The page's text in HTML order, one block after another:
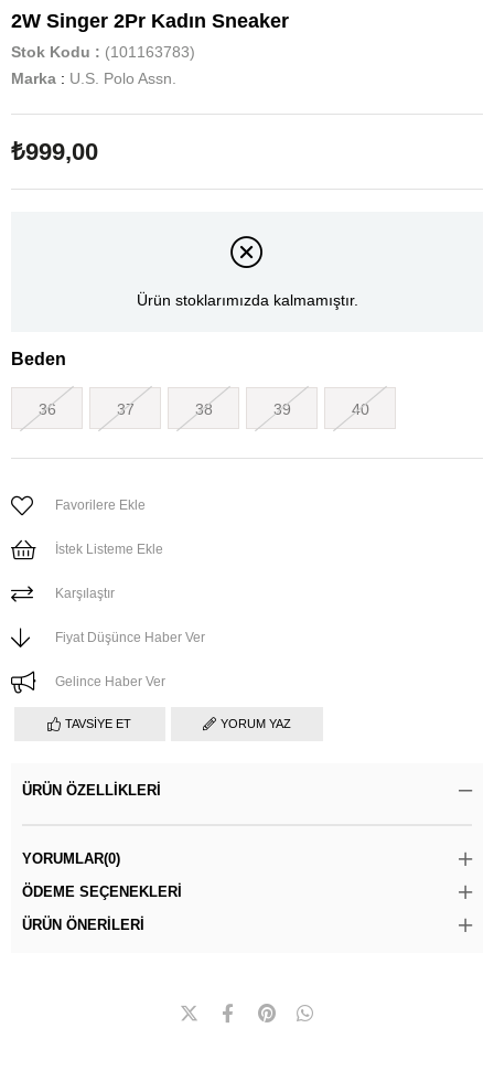
2W Singer 2Pr Kadın Sneaker
Stok Kodu
(101163783)
Marka : U.S. Polo Assn.
₺999,00
Ürün stoklarımızda kalmamıştır.
Beden
36 37 38 39 40
Favorilere Ekle
İstek Listeme Ekle
Karşılaştır
Fiyat Düşünce Haber Ver
Gelince Haber Ver
TAVSIYE ET YORUM YAZ
ÜRÜN ÖZELLIKLERI
YORUMLAR(0)
ÖDEME SEÇENEKLERI
ÜRÜN ÖNERILERI